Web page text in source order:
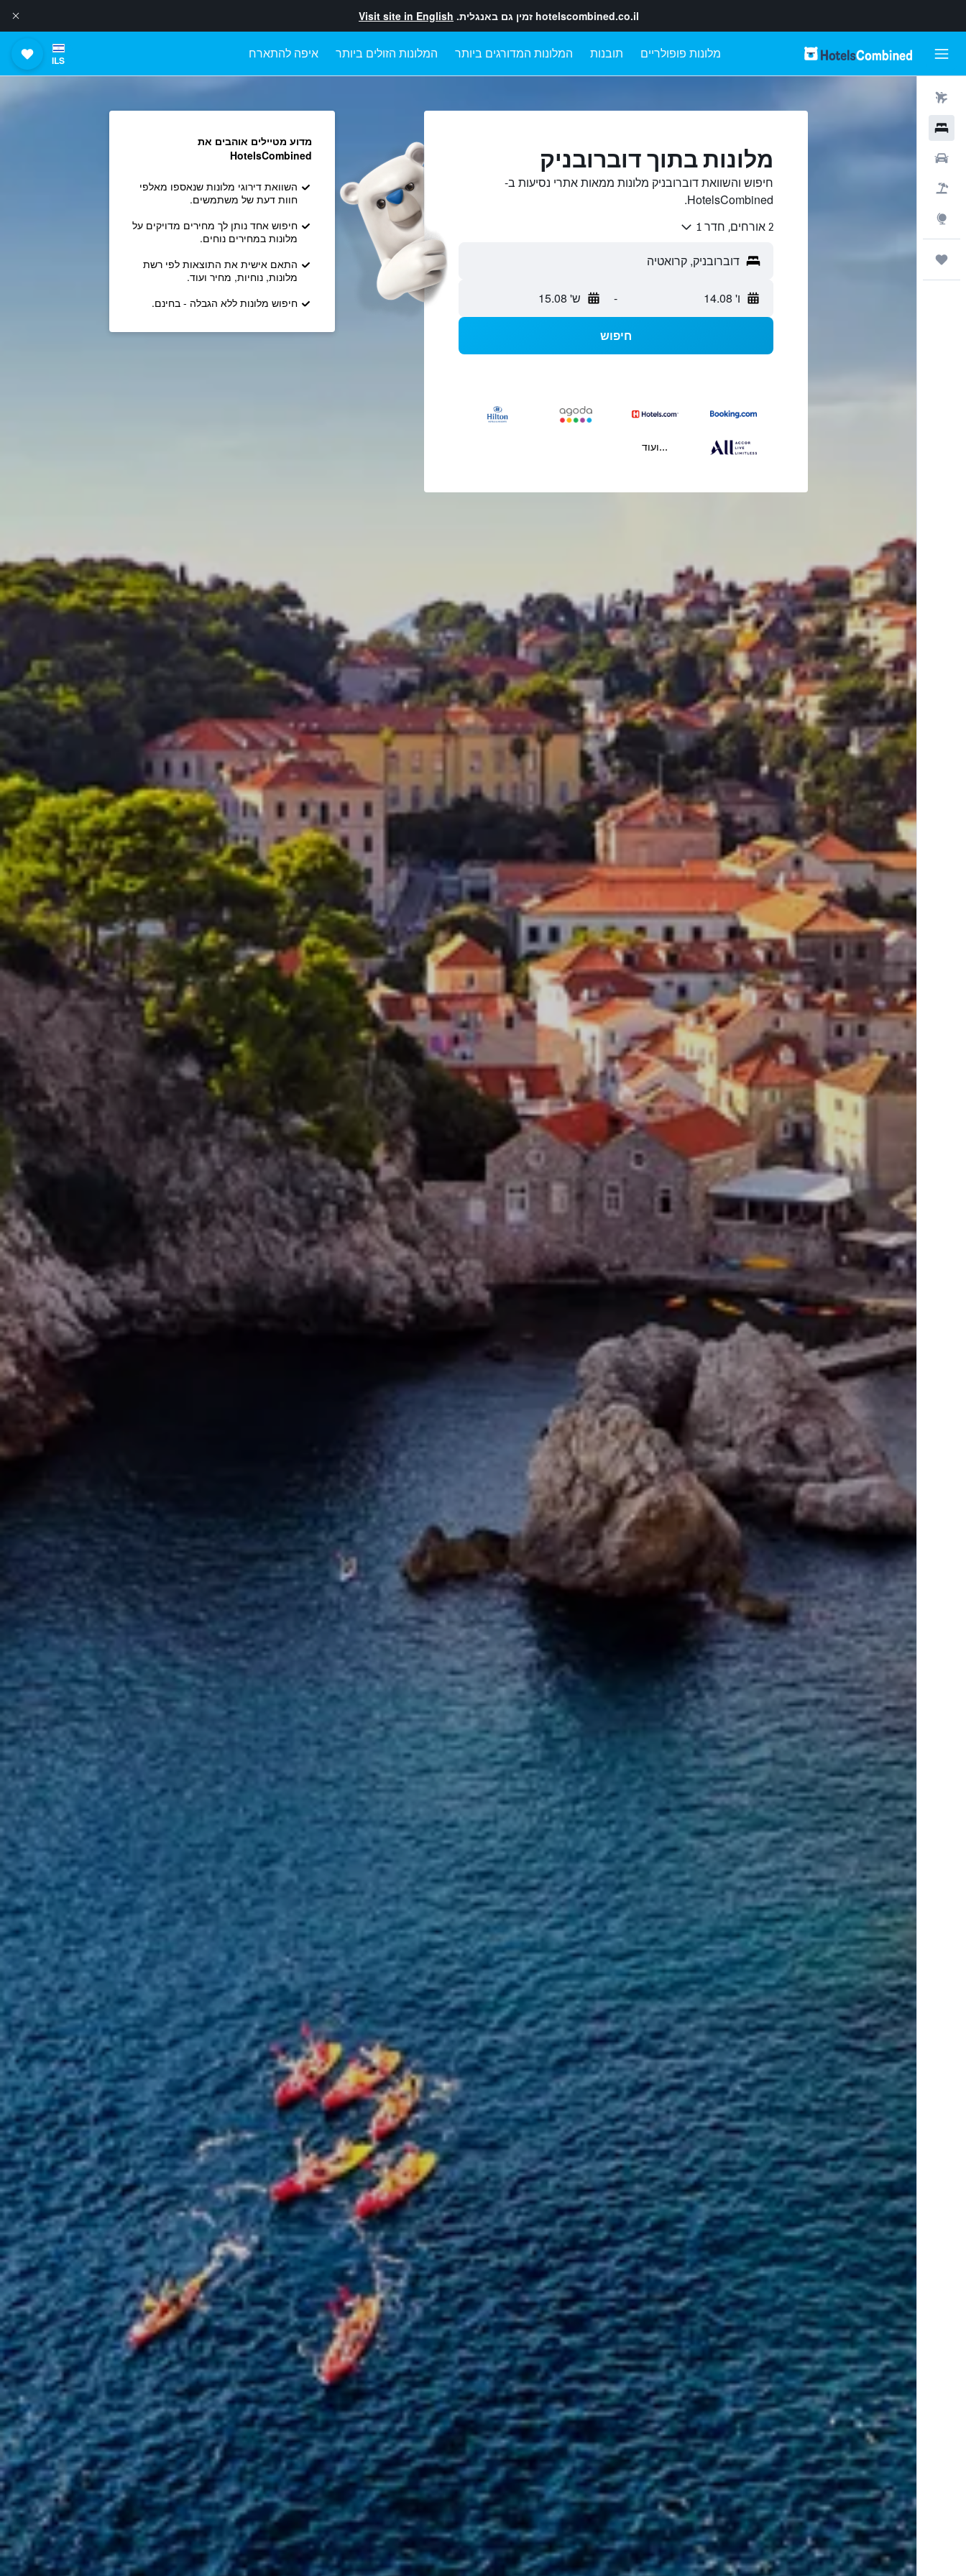
hotelscombined.co.il זמין גם באנגלית. Visit site in English
מלונות פופולריים תובנות המלונות המדורגים ביותר המלונות הזולים ביותר איפה להתארח ILS
מלונות בתוך דוברובניק
חיפוש והשוואת דוברובניק מלונות ממאות אתרי נסיעות ב-
HotelsCombined.
2 אורחים, חדר 1
ו' 14.08 - ש' 15.08
חיפוש
...ועוד
מדוע מטיילים אוהבים את
HotelsCombined
השוואת דירוגי מלונות שנאספו מאלפי
חוות דעת של משתמשים.
חיפוש אחד נותן לך מחירים מדויקים על
מלונות במחירים נוחים.
התאם אישית את התוצאות לפי רשת
מלונות, נוחיות, מחיר ועוד.
חיפוש מלונות ללא הגבלה - בחינם.